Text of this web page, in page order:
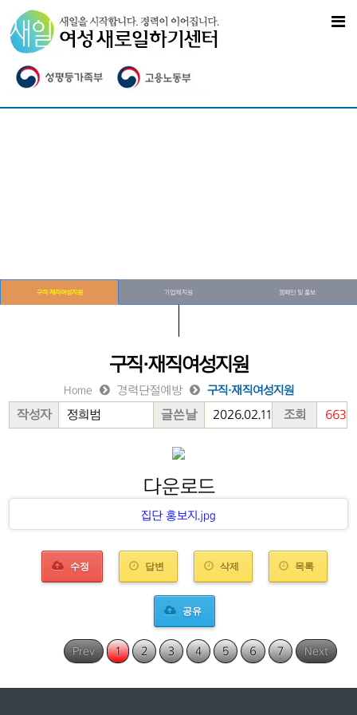
구직·재직여성지원 기업체지원 캠페인 및 홍보
구직·재직여성지원
Home 경력단절예방 구직·재직여성지원
작성자 정희범 글쓴날 2026.02.11 조회 663
다운로드
집단 홍보지.jpg
수정 답변 삭제 목록
공유
Prev 1 2 3 4 5 6 7 Next